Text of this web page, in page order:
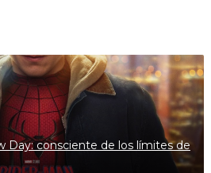
Day: consciente de los límites de